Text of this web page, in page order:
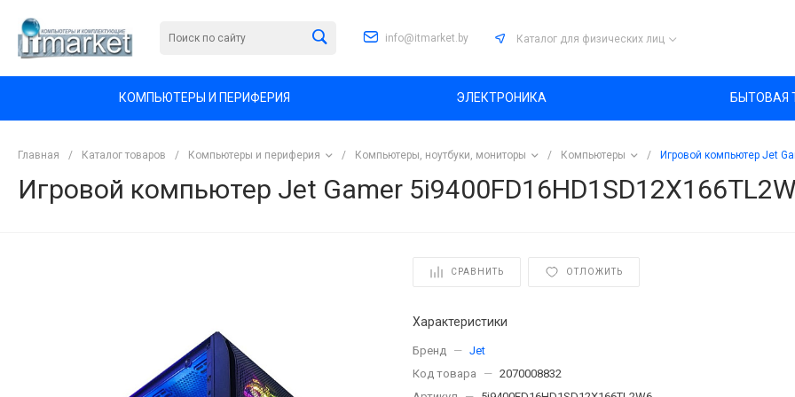
info@itmarket.by Каталог для физических лиц
КОМПЬЮТЕРЫ И ПЕРИФЕРИЯ ЭЛЕКТРОНИКА БЫТОВАЯ
Главная / Каталог товаров / Компьютеры и периферия / Компьютеры, ноутбуки, мониторы / Компьютеры / Игровой компьютер Jet
Игровой компьютер Jet Gamer
СРАВНИТЬ ОТЛОЖИТЬ
Характеристики
Бренд — Jet
Код товара
— 2070008832